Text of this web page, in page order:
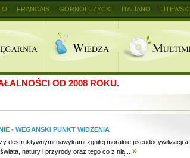
OD 2008 ROKU.
- WEGAŃSKI PUNKT WIDZENIA
destruktywnymi nawykami zgniłej moralnie pseudocywilizacji a
natury i przyrody oraz tego co z nią... »
FRANCAIS GÓRNOŁUŻYCKI ITALIANO LITEWSKI